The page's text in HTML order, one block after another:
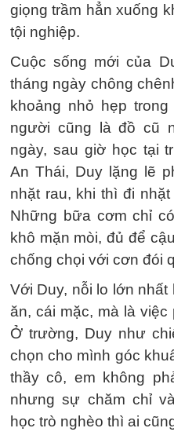
giọng trầm hẳn xuống
tội nghiệp.
Cuộc sống mới của
tháng ngày chông
khoảng nhỏ hẹp
người cũng là đồ cũ
ngày, sau giờ học tại
An Thái, Duy lặng lẽ
nhặt rau, khi thì đi
Những bữa cơm chỉ
khô mặn mòi, đủ để
chống chọi với cơn đói
Với Duy, nỗi lo lớn
ăn, cái mặc, mà là
Ở trường, Duy như
chọn cho mình góc
thầy cô, em không
nhưng sự chăm chỉ
học trò nghèo thì ai